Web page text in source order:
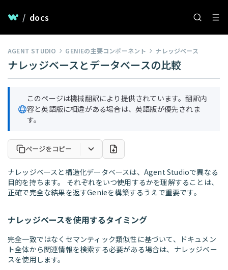
/ docs
AGENT STUDIO GENIEの主要コンポーネント ナレッジベース
ナレッジベースとデータベースの比較
このページは機械翻訳により提供されています。翻訳内
容と英語版に相違がある場合は、英語版が優先されま
す。
ページをコピー
ナレッジベースと構造化データベースは、Agent Studioで異なる
目的を持ちます。 それぞれをいつ使用するかを理解することは、
正確で完全な結果を返すGenieを構築するうえで重要です。
ナレッジベースを使用するタイミング
完全一致ではなくセマンティック類似性に基づいて、ドキュメン
ト全体から関連情報を検索する必要がある場合は、ナレッジベー
スを使用します。